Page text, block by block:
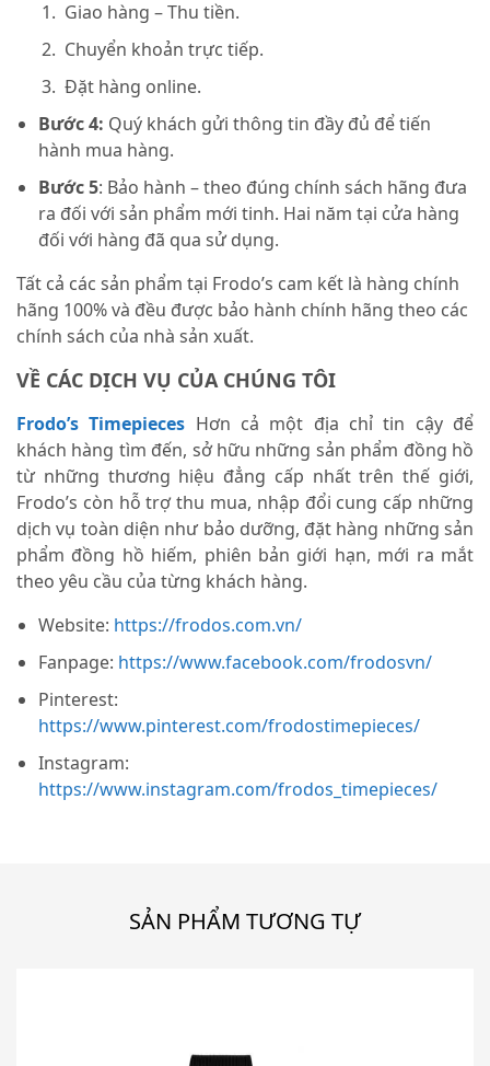
Giao hàng – Thu tiền.
Chuyển khoản trực tiếp.
Đặt hàng online.
Bước 4: Quý khách gửi thông tin đầy đủ để tiến
hành mua hàng.
Bước 5: Bảo hành – theo đúng chính sách hãng đưa
ra đối với sản phẩm mới tinh. Hai năm tại cửa hàng
đối với hàng đã qua sử dụng.
Tất cả các sản phẩm tại Frodo’s cam kết là hàng chính
hãng 100% và đều được bảo hành chính hãng theo các
chính sách của nhà sản xuất.
VỀ CÁC DỊCH VỤ CỦA CHÚNG TÔI
Frodo’s Timepieces Hơn cả một địa chỉ tin cậy để
khách hàng tìm đến, sở hữu những sản phẩm đồng hồ
từ những thương hiệu đẳng cấp nhất trên thế giới,
Frodo’s còn hỗ trợ thu mua, nhập đổi cung cấp những
dịch vụ toàn diện như bảo dưỡng, đặt hàng những sản
phẩm đồng hồ hiếm, phiên bản giới hạn, mới ra mắt
theo yêu cầu của từng khách hàng.
Website: https://frodos.com.vn/
Fanpage: https://www.facebook.com/frodosvn/
Pinterest:
https://www.pinterest.com/frodostimepieces/
Instagram:
https://www.instagram.com/frodos_timepieces/
SẢN PHẨM TƯƠNG TỰ